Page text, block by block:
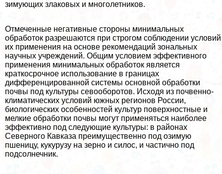
зимующих злаковых и многолетников.
Отмеченные негативные стороны минимальных
обработок разрешаются при строгом соблюдении условий
их применения на основе рекомендаций зональных
научных учреждений. Общим условием эффективного
применения минимальных обработок является
краткосрочное использование в границах
дифференцированной системы основной обработки
почвы под культуры севооборотов. Исходя из почвенно-
климатических условий южных регионов России,
биологических особенностей культур поверхностные и
мелкие обработки почвы могут применяться наиболее
эффективно под следующие культуры: в районах
Северного Кавказа преимущественно под озимую
пшеницу, кукурузу на зерно и силос, и частично под
подсолнечник.